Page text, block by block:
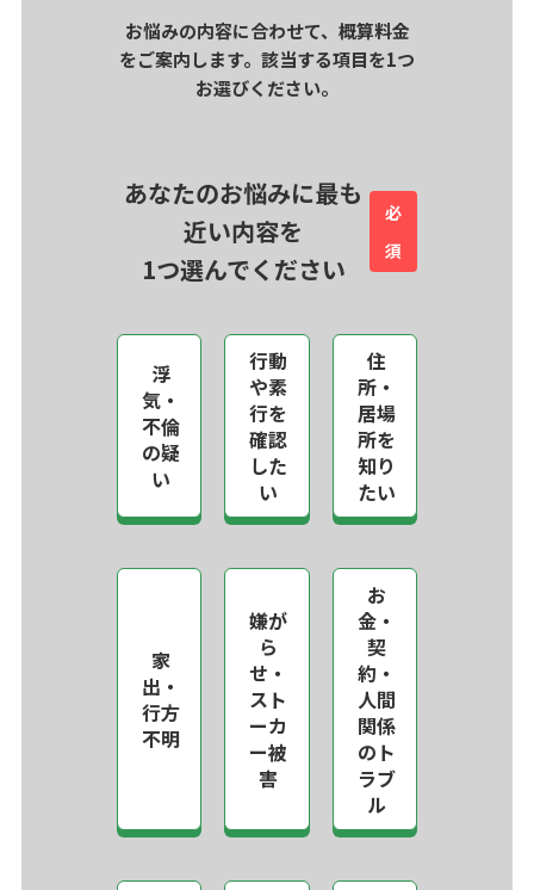
お悩みの内容に合わせて、概算料金
をご案内します。該当する項目を1つ
お選びください。
あなたのお悩みに最も
近い内容を
1つ選んでください
必
須
浮
気・
不倫
の疑
い
行動
や素
行を
確認
した
い
住
所・
居場
所を
知り
たい
家
出・
行方
不明
嫌が
ら
せ・
スト
ーカ
ー被
害
お
金・
契
約・
人間
関係
のト
ラブ
ル